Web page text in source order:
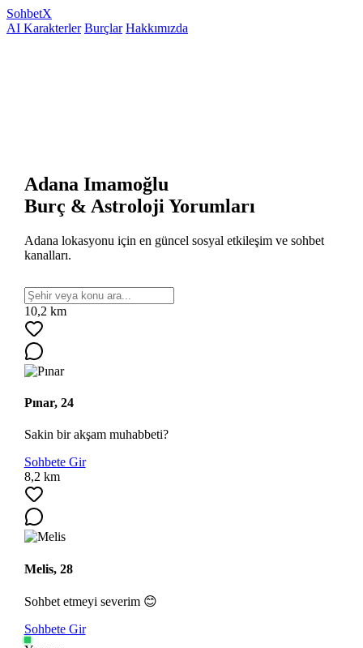
SohbetX
AI Karakterler Burçlar Hakkımızda
Adana Imamoğlu
Burç & Astroloji Yorumları
Adana lokasyonu için en güncel sosyal etkileşim ve sohbet
kanalları.
10,2 km
Pınar, 24
Sakin bir akşam muhabbeti?
Sohbete Gir
8,2 km
Melis, 28
Sohbet etmeyi severim 😊
Sohbete Gir